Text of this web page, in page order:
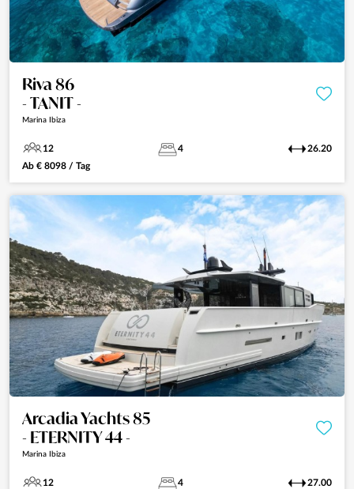
Riva 86
- TANIT -
Marina Ibiza
12 4
26.20
Ab € 8098 / Tag
Arcadia Yachts 85
- ETERNITY 44 -
Marina Ibiza
12 4
27.00